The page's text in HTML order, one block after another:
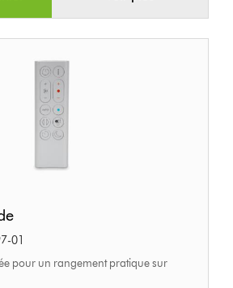
01
pour un rangement pratique sur